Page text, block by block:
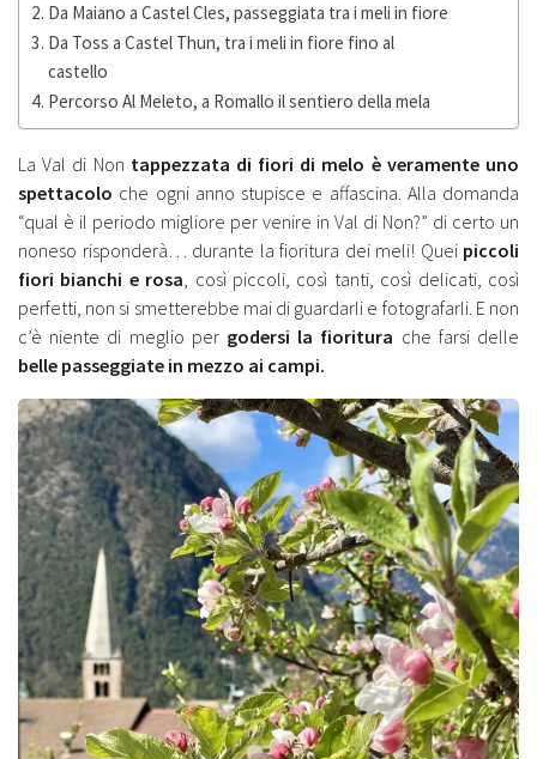
Da Maiano a Castel Cles, passeggiata tra i meli in fiore
Da Toss a Castel Thun, tra i meli in fiore fino al
castello
Percorso Al Meleto, a Romallo il sentiero della mela
La Val di Non tappezzata di fiori di melo è veramente uno
spettacolo che ogni anno stupisce e affascina. Alla domanda
“qual è il periodo migliore per venire in Val di Non?” di certo un
noneso risponderà… durante la fioritura dei meli! Quei piccoli
fiori bianchi e rosa , così piccoli, così tanti, così delicati, così
perfetti, non si smetterebbe mai di guardarli e fotografarli. E non
c’è niente di meglio per godersi la fioritura che farsi delle
belle passeggiate in mezzo ai campi.